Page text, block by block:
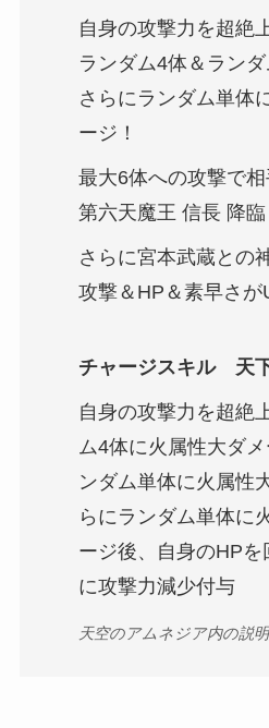
自身の攻撃力を超絶
ランダム4体＆ランダ
さらにランダム単体
ージ！
最大6体への攻撃で
第六天魔王 信長 降臨
さらに宮本武蔵との
攻撃＆HP＆素早さが
チャージスキル 天
自身の攻撃力を超絶
ム4体に火属性大ダ
ンダム単体に火属性
らにランダム単体に
ージ後、自身のHP
に攻撃力減少付与
天空のアムネジア内の説